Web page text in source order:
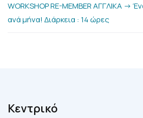
WORKSHOP RE-MEMBER ΑΓΓΛΙΚΑ ->
ανά μήνα! Διάρκεια : 14 ώρες
Kεντρικό